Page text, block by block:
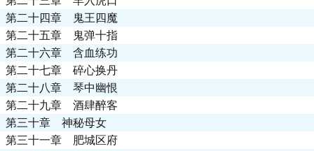
第二十四章 鬼王四魔
第二十五章 鬼弹十指
第二十六章 含血练功
第二十七章 碎心换丹
第二十八章 琴中幽恨
第二十九章 酒肆醉客
第三十章 神秘母女
第三十一章 肥城区府